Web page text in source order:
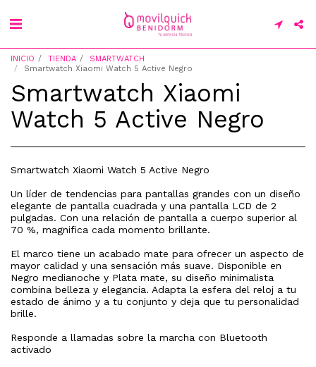
INICIO TIENDA
SMARTWATCH
Smartwatch Xiaomi Watch 5 Active Negro
Smartwatch Xiaomi
Watch 5 Active Negro
Smartwatch Xiaomi Watch 5 Active Negro
Un líder de tendencias para pantallas grandes con un diseño
elegante de pantalla cuadrada y una pantalla LCD de 2
pulgadas. Con una relación de pantalla a cuerpo superior al
70 %, magnifica cada momento brillante.
El marco tiene un acabado mate para ofrecer un aspecto de
mayor calidad y una sensación más suave. Disponible en
Negro medianoche y Plata mate, su diseño minimalista
combina belleza y elegancia. Adapta la esfera del reloj a tu
estado de ánimo y a tu conjunto y deja que tu personalidad
brille.
Responde a llamadas sobre la marcha con Bluetooth
activado